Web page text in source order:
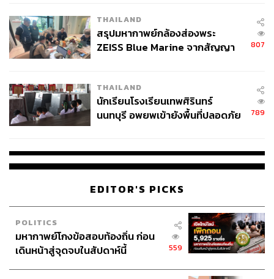
THAILAND
สรุปมหากาพย์กล้องส่องพระ
ZEISS Blue Marine จากสัญญา
จ่ายหนี้-แอบระบุแบรนด์
807
THAILAND
นักเรียนโรงเรียนเทพศิรินทร์
นนทบุรี อพยพเข้ายังพื้นที่ปลอดภัย
789
EDITOR'S PICKS
POLITICS
มหากาพย์โกงข้อสอบท้องถิ่น ก่อน
เดินหน้าสู่จุดจบในสัปดาห์นี้
559